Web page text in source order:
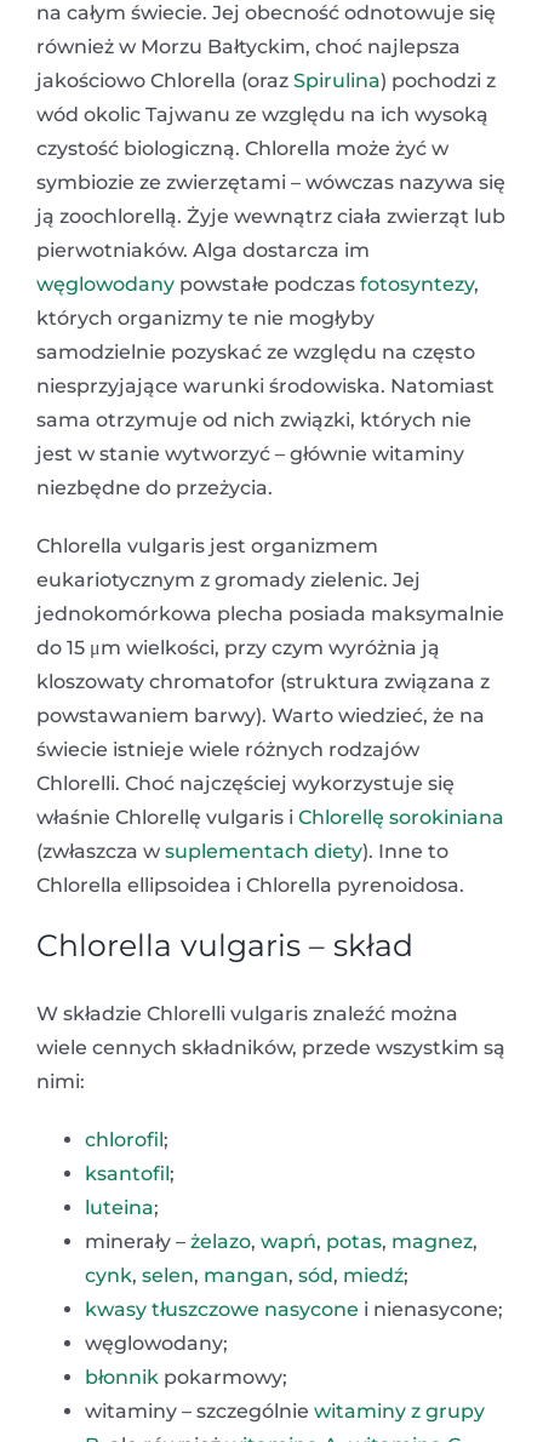
na całym świecie. Jej obecność odnotowuje się
również w Morzu Bałtyckim, choć najlepsza
jakościowo Chlorella (oraz Spirulina) pochodzi z
wód okolic Tajwanu ze względu na ich wysoką
czystość biologiczną. Chlorella może żyć w
symbiozie ze zwierzętami – wówczas nazywa się
ją zoochlorellą. Żyje wewnątrz ciała zwierząt lub
pierwotniaków. Alga dostarcza im
węglowodany powstałe podczas fotosyntezy,
których organizmy te nie mogłyby
samodzielnie pozyskać ze względu na często
niesprzyjające warunki środowiska. Natomiast
sama otrzymuje od nich związki, których nie
jest w stanie wytworzyć – głównie witaminy
niezbędne do przeżycia.
Chlorella vulgaris jest organizmem
eukariotycznym z gromady zielenic. Jej
jednokomórkowa plecha posiada maksymalnie
do 15 μm wielkości, przy czym wyróżnia ją
kloszowaty chromatofor (struktura związana z
powstawaniem barwy). Warto wiedzieć, że na
świecie istnieje wiele różnych rodzajów
Chlorelli. Choć najczęściej wykorzystuje się
właśnie Chlorellę vulgaris i Chlorellę sorokiniana
(zwłaszcza w suplementach diety). Inne to
Chlorella ellipsoidea i Chlorella pyrenoidosa.
Chlorella vulgaris – skład
W składzie Chlorelli vulgaris znaleźć można
wiele cennych składników, przede wszystkim są
nimi:
chlorofil;
ksantofil;
luteina;
minerały – żelazo, wapń, potas, magnez,
cynk, selen, mangan, sód, miedź;
kwasy tłuszczowe nasycone i nienasycone;
węglowodany;
błonnik pokarmowy;
witaminy – szczególnie witaminy z grupy